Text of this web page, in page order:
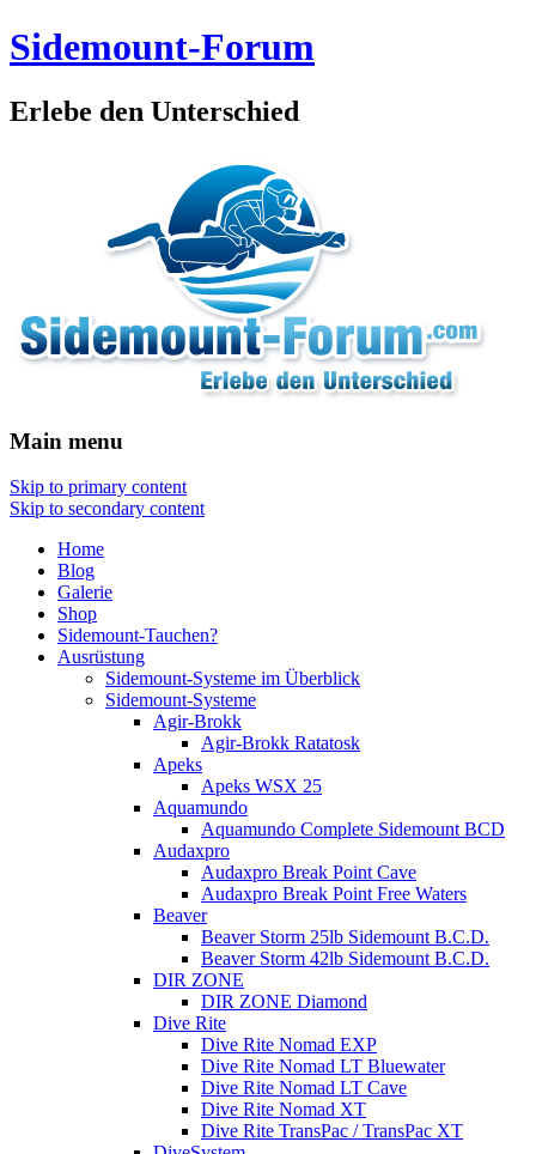
Sidemount-Forum
Erlebe den Unterschied
Main menu
Skip to primary content
Skip to secondary content
Home
Blog
Galerie
Shop
Sidemount-Tauchen?
Ausrüstung
Sidemount-Systeme im Überblick
Sidemount-Systeme
Agir-Brokk
Agir-Brokk Ratatosk
Apeks
Apeks WSX 25
Aquamundo
Aquamundo Complete Sidemount BCD
Audaxpro
Audaxpro Break Point Cave
Audaxpro Break Point Free Waters
Beaver
Beaver Storm 25lb Sidemount B.C.D.
Beaver Storm 42lb Sidemount B.C.D.
DIR ZONE
DIR ZONE Diamond
Dive Rite
Dive Rite Nomad EXP
Dive Rite Nomad LT Bluewater
Dive Rite Nomad LT Cave
Dive Rite Nomad XT
Dive Rite TransPac / TransPac XT